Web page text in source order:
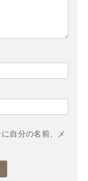
自分の名前、メ